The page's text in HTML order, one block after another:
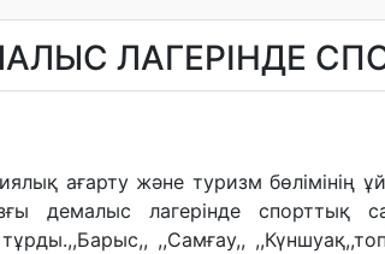
ЛАГЕРІНДЕ
ағарту және туризм
лагерінде спорттық
,,Самғау,,